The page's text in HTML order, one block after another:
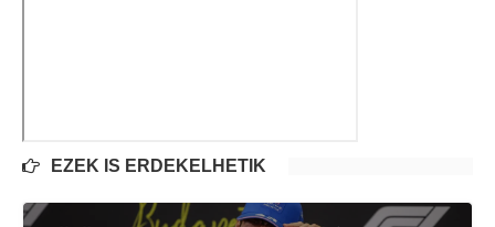
EZEK IS ÉRDEKELHETIK